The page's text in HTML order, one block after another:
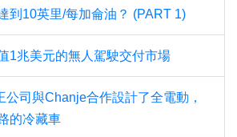
到10英里/每加侖油？ (PART 1)
1兆美元的無人駕駛交付市場
公司與Chanje合作設計了全電動，
的冷藏車